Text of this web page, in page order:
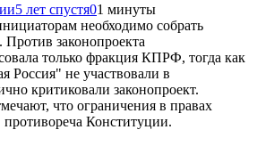
5 лет спустя01 минуты
необходимо собрать
законопроекта
только фракция КПРФ, тогда как
не участвовали в
критиковали законопроект.
что ограничения в правах
Конституции.